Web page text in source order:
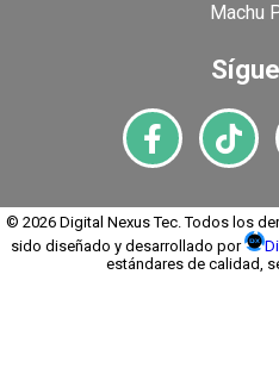
Machu
© 2026 Digital Nexus Tec. Todos los
sido diseñado y desarrollado por
estándares de calidad,